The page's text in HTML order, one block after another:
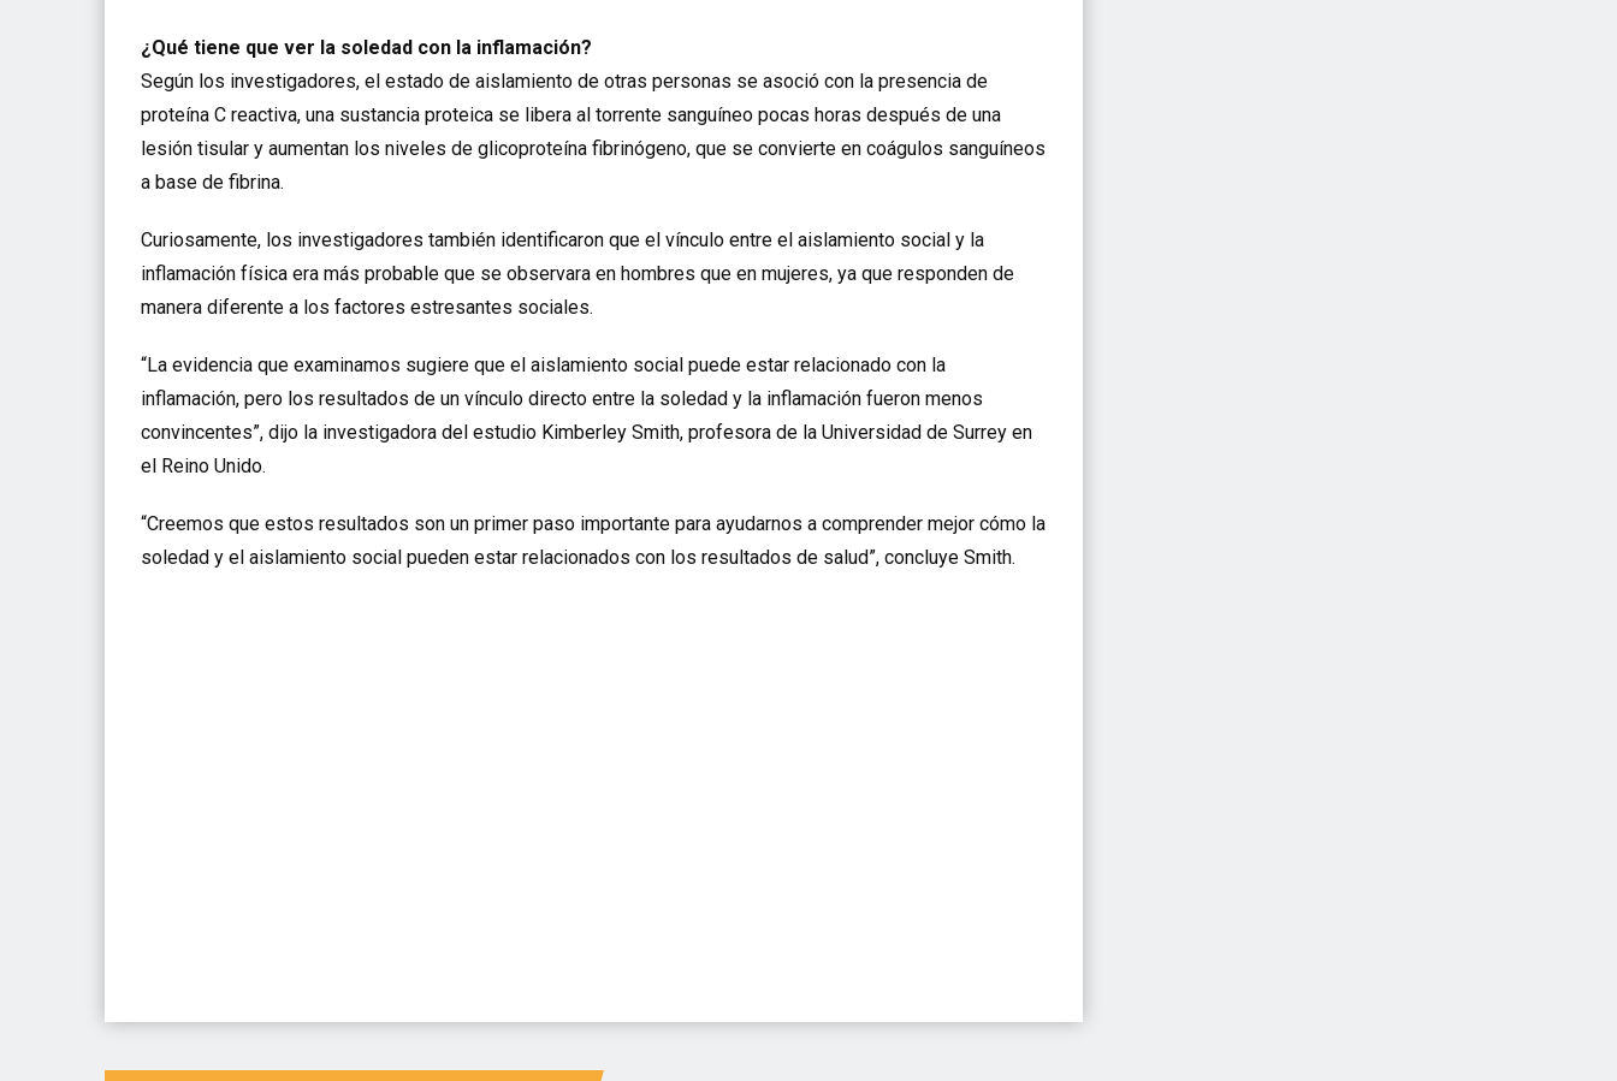
¿Qué tiene que ver la soledad con la inflamación?
Según los investigadores, el estado de aislamiento de otras personas se asoció con la presencia de
proteína C reactiva, una sustancia proteica se libera al torrente sanguíneo pocas horas después de una
lesión tisular y aumentan los niveles de glicoproteína fibrinógeno, que se convierte en coágulos sanguíneos
a base de fibrina.
Curiosamente, los investigadores también identificaron que el vínculo entre el aislamiento social y la
inflamación física era más probable que se observara en hombres que en mujeres, ya que responden de
manera diferente a los factores estresantes sociales.
“La evidencia que examinamos sugiere que el aislamiento social puede estar relacionado con la
inflamación, pero los resultados de un vínculo directo entre la soledad y la inflamación fueron menos
convincentes”, dijo la investigadora del estudio Kimberley Smith, profesora de la Universidad de Surrey en
el Reino Unido.
“Creemos que estos resultados son un primer paso importante para ayudarnos a comprender mejor cómo la
soledad y el aislamiento social pueden estar relacionados con los resultados de salud”, concluye Smith.